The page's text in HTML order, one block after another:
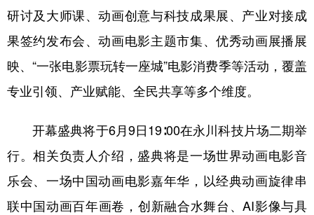
研讨及大师课、动画创意与科技成果展、产业对接成
果签约发布会、动画电影主题市集、优秀动画展播展
映、“一张电影票玩转一座城”电影消费季等活动，覆盖
专业引领、产业赋能、全民共享等多个维度。
开幕盛典将于6月9日19∶00在永川科技片场二期举
行。相关负责人介绍，盛典将是一场世界动画电影音
乐会、一场中国动画电影嘉年华，以经典动画旋律串
联中国动画百年画卷，创新融合水舞台、AI影像与具